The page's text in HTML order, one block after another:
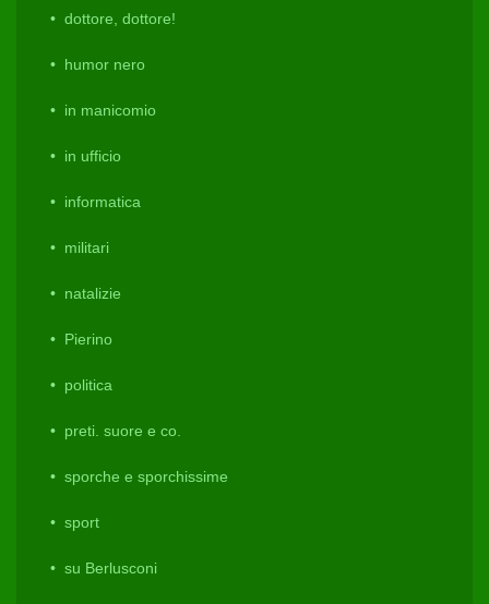
dottore, dottore!
humor nero
in manicomio
in ufficio
informatica
militari
natalizie
Pierino
politica
preti. suore e co.
sporche e sporchissime
sport
su Berlusconi